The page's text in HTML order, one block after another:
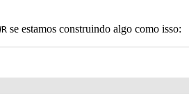
se estamos construindo algo como isso: